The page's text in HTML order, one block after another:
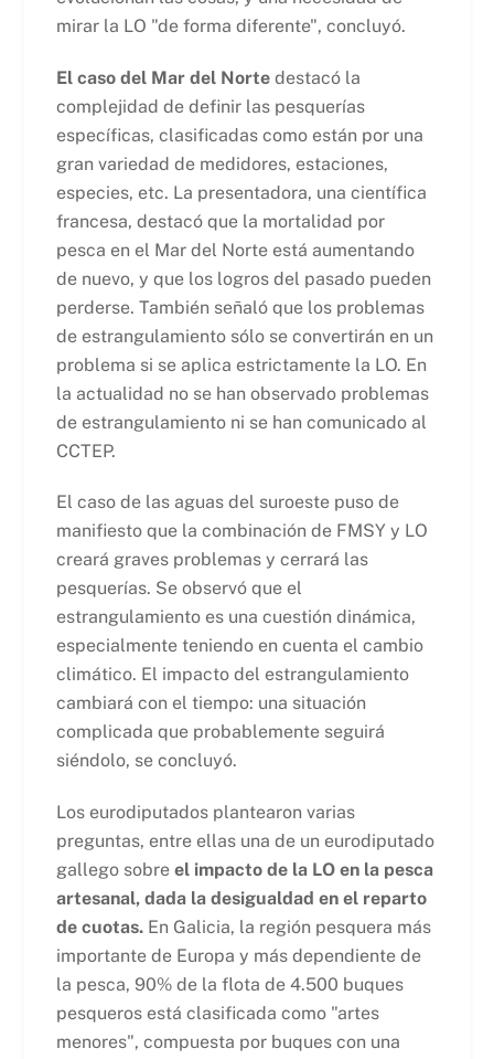
mirar la LO "de forma diferente", concluyó.
El caso del Mar del Nortedestacó la
complejidad de definir las pesquerías
específicas, clasificadas como están por una
gran variedad de medidores, estaciones,
especies, etc. La presentadora, una científica
francesa, destacó que la mortalidad por
pesca en el Mar del Norte está aumentando
de nuevo, y que los logros del pasado pueden
perderse. También señaló que los problemas
de estrangulamiento sólo se convertirán en un
problema si se aplica estrictamente la LO. En
la actualidad no se han observado problemas
de estrangulamiento ni se han comunicado al
CCTEP.
El caso de las aguas del suroeste puso de
manifiesto que la combinación de FMSY y LO
creará graves problemas y cerrará las
pesquerías. Se observó que el
estrangulamiento es una cuestión dinámica,
especialmente teniendo en cuenta el cambio
climático. El impacto del estrangulamiento
cambiará con el tiempo: una situación
complicada que probablemente seguirá
siéndolo, se concluyó.
Los eurodiputados plantearon varias
preguntas, entre ellas una de un eurodiputado
gallego sobre el impacto de la LO en la pesca
artesanal, dada la desigualdad en el reparto
de cuotas.En Galicia, la región pesquera más
importante de Europa y más dependiente de
la pesca, 90% de la flota de 4.500 buques
pesqueros está clasificada como "artes
menores", compuesta por buques con una